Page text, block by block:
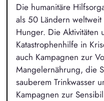
Die humanitäre
als 50 Ländern
Hunger. Die Aktivitäten
Katastrophenhilfe in
auch Kampagnen zur
Mangelernährung, die
sauberem Trinkwasser
Kampagnen zur